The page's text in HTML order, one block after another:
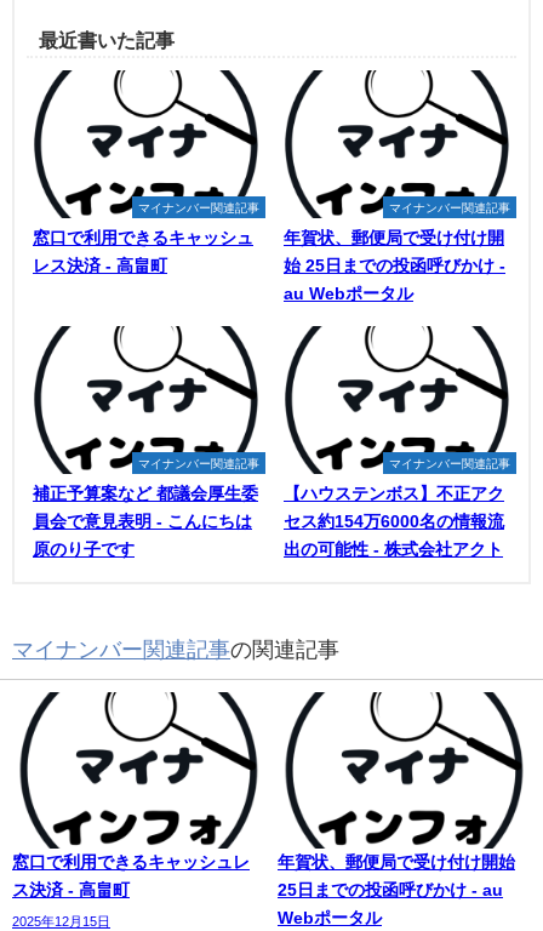
最近書いた記事
マイナンバー関連記事
窓口で利用できるキャッシュ
レス決済 - 高畠町
マイナンバー関連記事
年賀状、郵便局で受け付け開
始 25日までの投函呼びかけ -
au Webポータル
マイナンバー関連記事
補正予算案など 都議会厚生委
員会で意見表明 - こんにちは
原のり子です
マイナンバー関連記事
【ハウステンボス】不正アク
セス約154万6000名の情報流
出の可能性 - 株式会社アクト
マイナンバー関連記事の関連記事
窓口で利用できるキャッシュレ
ス決済 - 高畠町
2025年12月15日
年賀状、郵便局で受け付け開始
25日までの投函呼びかけ - au
Webポータル